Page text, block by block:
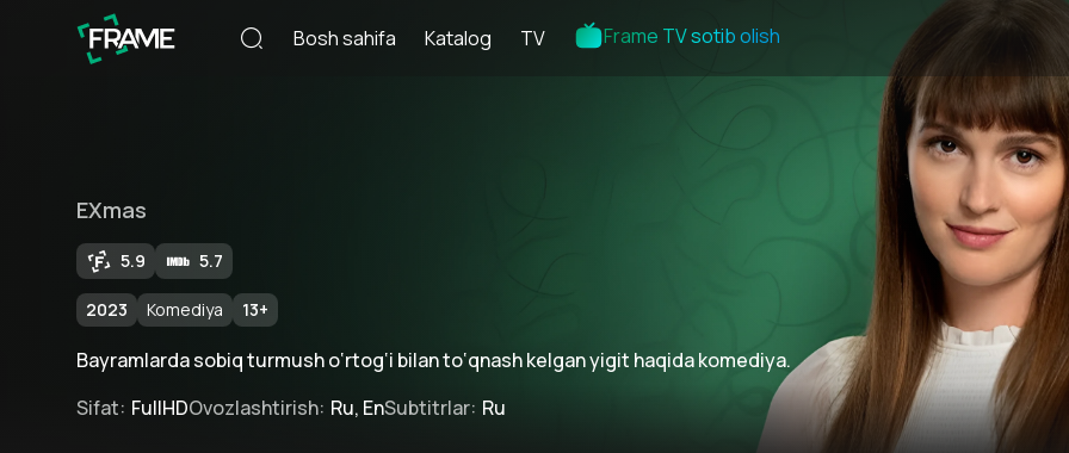
Bosh sahifa Katalog TV Frame TV sotib olish
EXmas
5.9 5.7
2023 Komediya 13+
Bayramlarda sobiq turmush o‘rtog‘i bilan to‘qnash kelgan yigit haqida komediya.
Sifat: FullHDOvozlashtirish: Ru, EnSubtitrlar: Ru